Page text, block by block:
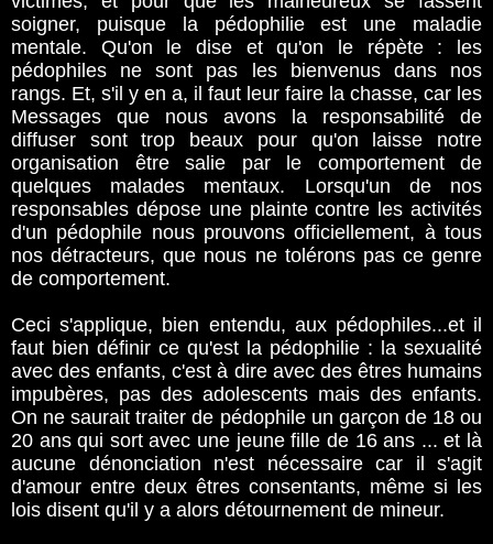
soigner, puisque la pédophilie est une maladie
mentale. Qu'on le dise et qu'on le répète : les
pédophiles ne sont pas les bienvenus dans nos
rangs. Et, s'il y en a, il faut leur faire la chasse, car les
Messages que nous avons la responsabilité de
diffuser sont trop beaux pour qu'on laisse notre
organisation être salie par le comportement de
quelques malades mentaux. Lorsqu'un de nos
responsables dépose une plainte contre les activités
d'un pédophile nous prouvons officiellement, à tous
nos détracteurs, que nous ne tolérons pas ce genre
de comportement.
Ceci s'applique, bien entendu, aux pédophiles...et il
faut bien définir ce qu'est la pédophilie : la sexualité
avec des enfants, c'est à dire avec des êtres humains
impubères, pas des adolescents mais des enfants.
On ne saurait traiter de pédophile un garçon de 18 ou
20 ans qui sort avec une jeune fille de 16 ans ... et là
aucune dénonciation n'est nécessaire car il s'agit
d'amour entre deux êtres consentants, même si les
lois disent qu'il y a alors détournement de mineur.